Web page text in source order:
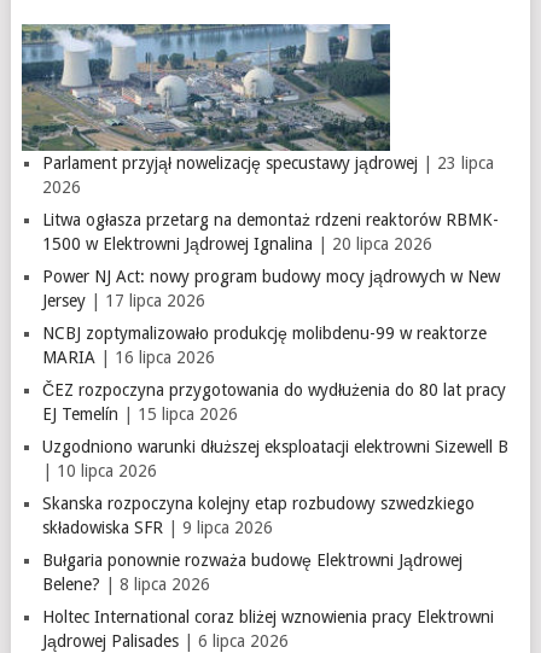
Parlament przyjął nowelizację specustawy jądrowej | 23 lipca
2026
Litwa ogłasza przetarg na demontaż rdzeni reaktorów RBMK-
1500 w Elektrowni Jądrowej Ignalina | 20 lipca 2026
Power NJ Act: nowy program budowy mocy jądrowych w New
Jersey| 17 lipca 2026
NCBJ zoptymalizowało produkcję molibdenu-99 w reaktorze
MARIA| 16 lipca 2026
ČEZ rozpoczyna przygotowania do wydłużenia do 80 lat pracy
EJ Temelín | 15 lipca 2026
Uzgodniono warunki dłuższej eksploatacji elektrowni Sizewell B
| 10 lipca 2026
Skanska rozpoczyna kolejny etap rozbudowy szwedzkiego
składowiska SFR| 9 lipca 2026
Bułgaria ponownie rozważa budowę Elektrowni Jądrowej
Belene? | 8 lipca 2026
Holtec International coraz bliżej wznowienia pracy Elektrowni
Jądrowej Palisades| 6 lipca 2026